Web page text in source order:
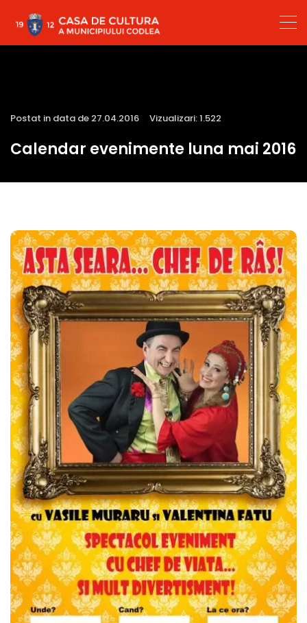
Postat in data de 27.04.2016 Vizualizari: 1.522
Calendar evenimente luna mai 2016